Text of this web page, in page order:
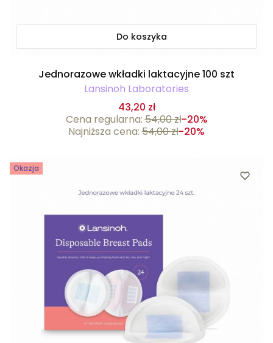
Do koszyka
Jednorazowe wkładki laktacyjne 100 szt
Lansinoh Laboratories
43,20 zł
Cena regularna:54,00 zł-20%
Najniższa cena: 54,00 zł-20%
Okazja